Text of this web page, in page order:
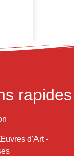
rapides
d'Art -